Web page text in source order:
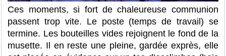
Ces moments, si fort de chaleureuse communion
passent trop vite. Le poste (temps de travail) se
termine. Les bouteilles vides rejoignent le fond de la
musette. Il en reste une pleine, gardée exprès, elle